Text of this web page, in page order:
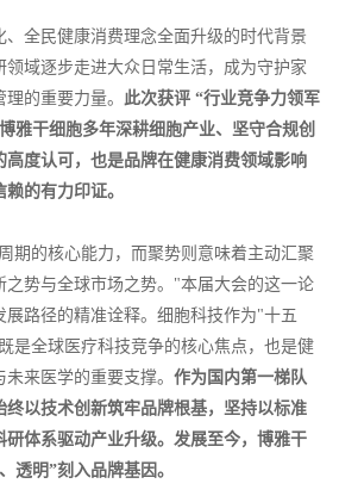
全民健康消费理念全面升级的时代背景
领域逐步走进大众日常生活，成为守护家
的重要力量。 此次获评 “行业竞争力领军
雅干细胞多年深耕细胞产业、坚守合规创
高度认可，也是品牌在健康消费领域影响
的有力印证。
期的核心能力，而聚势则意味着主动汇聚
之势与全球市场之势。"本届大会的这一论
展路径的精准诠释。细胞科技作为"十五
是全球医疗科技竞争的核心焦点，也是健
来医学的重要支撑。 作为国内第一梯队
终以技术创新筑牢品牌根基，坚持以标准
研体系驱动产业升级。发展至今，博雅干
透明”刻入品牌基因。